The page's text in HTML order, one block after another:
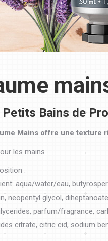
Petits Bains de
Mains offre une texture
les mains
:
aqua/water/eau,
neopentyl glycol,
parfum/fragrance,
citrate, citric cid, sodium